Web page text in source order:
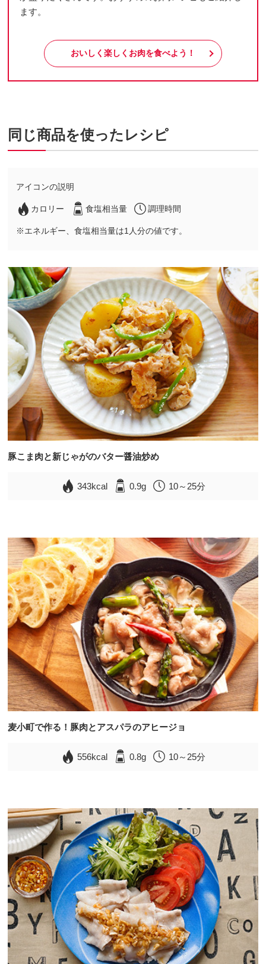
ます。
おいしく楽しくお肉を食べよう！
同じ商品を使ったレシピ
アイコンの説明
カロリー 食塩相当量 調理時間
※エネルギー、食塩相当量は1人分の値です。
豚こま肉と新じゃがのバター醤油炒め
343kcal 0.9g 10～25分
麦小町で作る！豚肉とアスパラのアヒージョ
556kcal 0.8g 10～25分